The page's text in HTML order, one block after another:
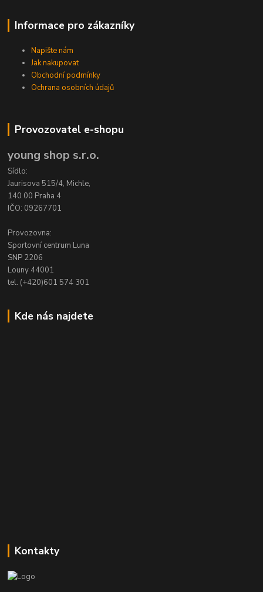
Informace pro zákazníky
Napište nám
Jak nakupovat
Obchodní podmínky
Ochrana osobních údajů
Provozovatel e-shopu
young shop s.r.o.
Sídlo:
Jaurisova 515/4, Michle,
140 00 Praha 4
IČO: 09267701
Provozovna:
Sportovní centrum Luna
SNP 2206
Louny 44001
tel. (+420)601 574 301
Kde nás najdete
Kontakty